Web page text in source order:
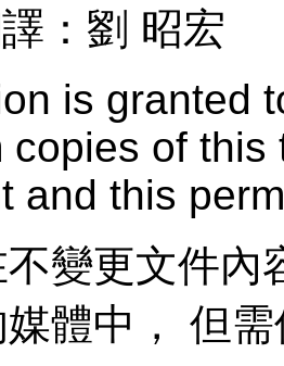
：劉 昭宏
is granted
copies of
and this
不變更文件
體中， 但